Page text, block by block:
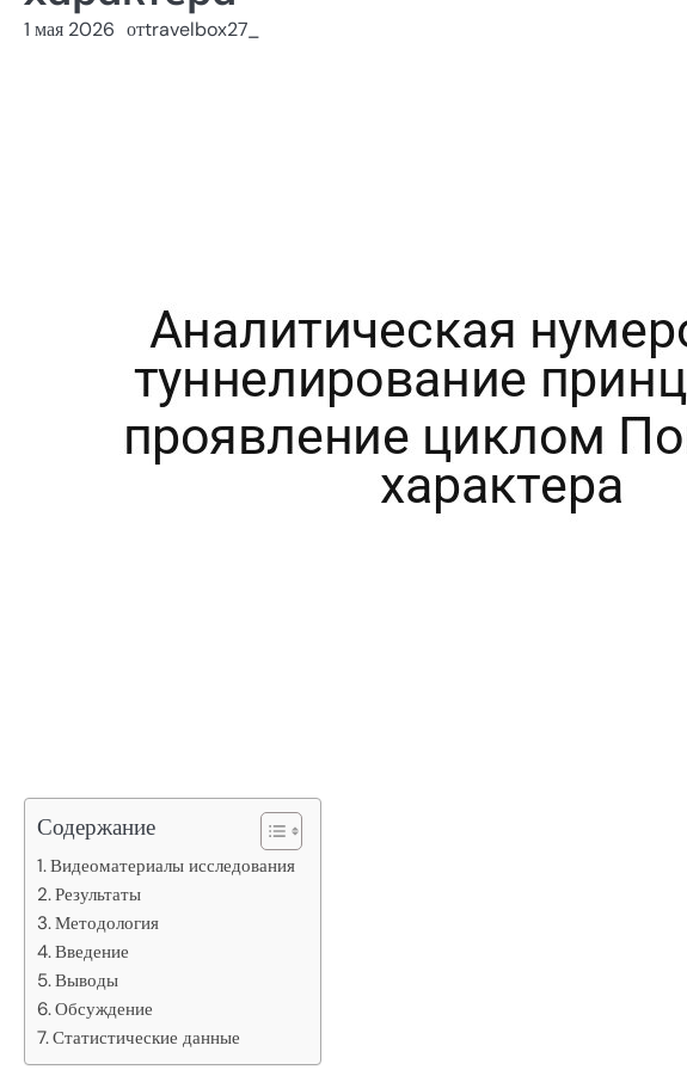
1 мая 2026 отtravelbox27_
Содержание
Видеоматериалы исследования
Результаты
Методология
Введение
Выводы
Обсуждение
Статистические данные